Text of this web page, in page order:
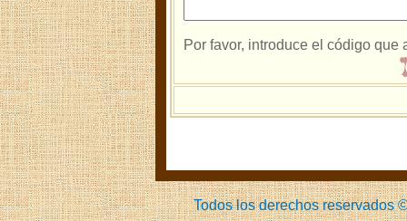
Por favor, introduce el código
Todos los derechos reservados